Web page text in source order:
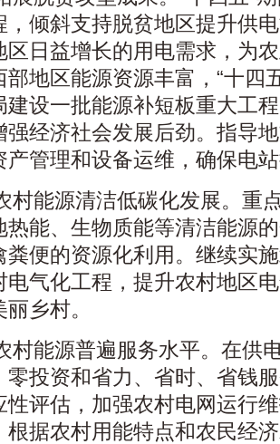
，倾斜支持脱贫地区提升供
区日益增长的用电需求，为
部地区能源资源丰富，“十四
建设一批能源补短板重大工
强经济社会发展后劲。指导
产管理和设备运维，确保电
村能源清洁低碳化发展。重
热能、生物质能等清洁能源
粪便的资源化利用。继续实
电气化工程，提升农村地区
乡村。
村能源普遍服务水平。在供
零投资和省力、省时、省钱
性评估，加强农村电网运行
根据农村用能特点和农民经